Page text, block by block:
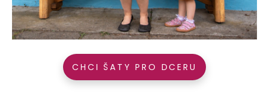
CHCI ŠATY PRO DCERU